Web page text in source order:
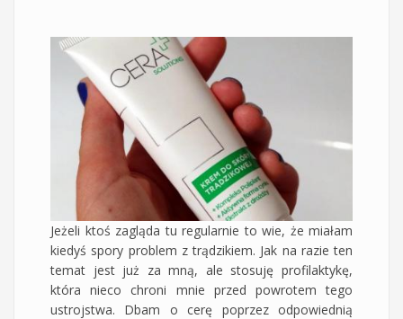
Jeżeli ktoś zagląda tu regularnie to wie, że miałam
kiedyś spory problem z trądzikiem. Jak na razie ten
temat jest już za mną, ale stosuję profilaktykę,
która nieco chroni mnie przed powrotem tego
ustrojstwa. Dbam o cerę poprzez odpowiednią